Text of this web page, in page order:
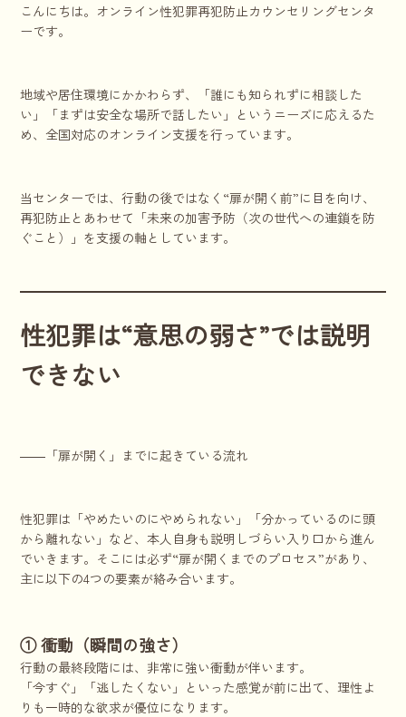
こんにちは。オンライン性犯罪再犯防止カウンセリングセンタ
ーです。
地域や居住環境にかかわらず、「誰にも知られずに相談した
い」「まずは安全な場所で話したい」というニーズに応えるた
め、全国対応のオンライン支援を行っています。
当センターでは、行動の後ではなく“扉が開く前”に目を向け、
再犯防止とあわせて「未来の加害予防（次の世代への連鎖を防
ぐこと）」を支援の軸としています。
性犯罪は“意思の弱さ”では説明
できない
――「扉が開く」までに起きている流れ
性犯罪は「やめたいのにやめられない」「分かっているのに頭
から離れない」など、本人自身も説明しづらい入り口から進ん
でいきます。そこには必ず“扉が開くまでのプロセス”があり、
主に以下の4つの要素が絡み合います。
① 衝動（瞬間の強さ）
行動の最終段階には、非常に強い衝動が伴います。
「今すぐ」「逃したくない」といった感覚が前に出て、理性よ
りも一時的な欲求が優位になります。